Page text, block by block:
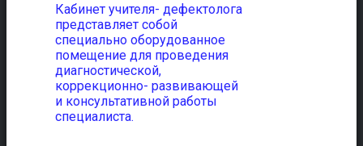
Кабинет учителя- дефектолога
представляет собой
специально оборудованное
помещение для проведения
диагностической,
коррекционно- развивающей
и консультативной работы
специалиста.